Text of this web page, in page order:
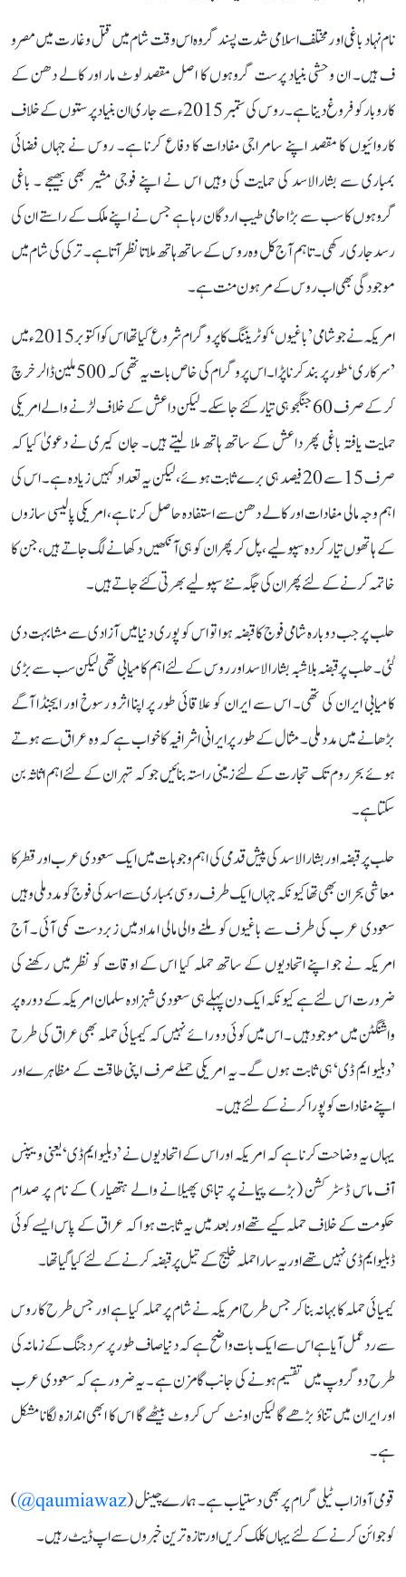
نام نہاد باغی او ر مختلف اسلامی شدت پسند گروہ اس وقت شام میں قتل و غارت میں مصرو
ف ہیں۔ ان وحشی بنیاد پرست گروہوں کا اصل مقصد لوٹ مار اور کالے دھن کے
کاروبار کو فروغ دینا ہے۔ روس کی ستمبر 2015ء سے جاری ان بنیاد پرستوں کے خلاف
کاروائیوں کا مقصد اپنے سامراجی مفادات کا دفاع کرنا ہے۔ روس نے جہاں فضائی
بمباری سے بشارالاسد کی حمایت کی وہیں اس نے اپنے فوجی مشیر بھی بھیجے ۔ باغی
گروہوں کا سب سے بڑا حامی طیب اردگان رہا ہے جس نے اپنے ملک کے راستے ان کی
رسد جاری رکھی۔ تاہم آج کل وہ روس کے ساتھ ہاتھ ملاتا نظر آتا ہے۔ ترکی کی شام میں
موجودگی بھی اب روس کے مرہون منت ہے۔
امریکہ نے جو شامی ’باغیوں‘ کو ٹریننگ کا پروگرام شروع کیا تھا اس کو اکتوبر 2015ء میں
’سرکاری‘ طور پر بند کرنا پڑا۔ اس پروگرام کی خاص بات یہ تھی کہ 500 ملین ڈالرخرچ
کر کے صرف 60 جنگجو ہی تیار کئے جا سکے۔ لیکن داعش کے خلاف لڑنے والےامریکی
حمایت یافتہ باغی پھر داعش کے ساتھ ہاتھ ملا لیتے ہیں۔ جان کیری نے دعویٰ کیا کہ
صرف 15 سے 20 فیصد ہی برے ثابت ہوئے، لیکن یہ تعداد کہیں زیادہ ہے۔ اس کی
اہم وجہ مالی مفادات اور کالے دھن سے استفادہ حاصل کرنا ہے، امریکی پالیسی سازوں
کے ہاتھوں تیار کردہ سپولیے ، پل کر پھر ان کو ہی آنکھیں دکھانے لگ جاتے ہیں، جن کا
خاتمہ کرنے کے لئے پھر ان کی جگہ نئے سپولیے بھرتی کئے جاتے ہیں۔
حلب پر جب دوبارہ شامی فوج کا قبضہ ہوا تو اس کو پوری دنیا میں آزادی سے مشابہت دی
گئی۔ حلب پر قبضہ بلا شبہ بشارالاسد اور روس کے لئے اہم کامیابی تھی لیکن سب سے بڑی
کامیابی ایران کی تھی۔ اس سے ایران کو علاقائی طور پر اپنا اثرو رسوخ اور ایجنڈا آگے
بڑھانے میں مدد ملی ۔ مثال کے طور پر ایرانی اشرافیہ کا خواب ہے کہ وہ عراق سے ہوتے
ہوئے بحر روم تک تجارت کے لئے زمینی راستہ بنائیں جو کہ تہران کے لئے اہم اثاثہ بن
سکتا ہے۔
حلب پر قبضہ اور بشار الاسد کی پیش قدمی کی اہم وجوہات میں ایک سعود ی عرب اور قطر کا
معاشی بحران بھی تھا کیونکہ جہاں ایک طرف روسی بمباری سے اسد کی فوج کو مدد ملی وہیں
سعودی عر ب کی طرف سے باغیوں کو ملنے والی مالی امدادمیں زبردست کمی آئی ۔ آج
امریکہ نے جو اپنے اتحادیوں کے ساتھ حملہ کیا اس کے اوقات کو نظر میں رکھنے کی
ضرورت اس لئے ہے کیونکہ ایک دن پہلے ہی سعودی شہزادہ سلمان امریکہ کے دورہ پر
واشنگٹن میں موجود ہیں ۔ اس میں کوئی دو رائے نہیں کہ کیمیائی حملہ بھی عراق کی طرح
’دبلیو ایم ڈی‘ ہی ثابت ہوں گے۔ یہ امریکی حملےصرف اپنی طاقت کے مظاہرےاور
اپنے مفادات کو پورا کرنے کے لئے ہیں۔
یہاں یہ وضاحت کرنا ہے کہ امریکہ اور اس کے اتحادیوں نے ’دبلیو ایم ڈی‘ یعنی ویپنس
آف ماس ڈسٹرکشن (بڑے پیمانے پر تباہی پھیلانے والے ہتھیار ) کے نام پر صدام
حکومت کے خلاف حملہ کیے تھےاور بعد میں یہ ثابت ہو ا کہ عراق کے پاس ایسے کوئی
ڈبلیو ایم ڈی نہیں تھے اور یہ سارا حملہ خلیج کے تیل پر قبضہ کرنےکے لئے کیا گیا تھا ۔
کیمیائی حملہ کا بہانہ بنا کر جس طرح امریکہ نے شام پر حملہ کیا ہے اور جس طرح کا روس
سے رد عمل آیا ہے اس سے ایک بات واضح ہے کہ دنیا صاف طور پر سرد جنگ کے زمانہ کی
طرح دو گروپ میں تقسیم ہونے کی جانب گامزن ہے ۔ یہ ضرور ہے کہ سعودی عرب
اور ایران میں تناؤ بڑھے گا لیکن اونٹ کس کروٹ بیٹھے گا اس کا ابھی اندازہ لگانا مشکل
ہے۔
قومی آواز اب ٹیلی گرام پر بھی دستیاب ہے۔ ہمارے چینل (qaumiawaz@
)
کو جوائن کرنے کے لئے یہاں کلک کریں اور تازہ ترین خبروں سے اپ ڈیٹ رہیں۔